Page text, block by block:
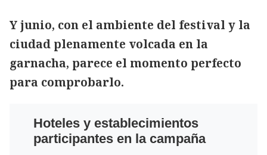
Y junio, con el ambiente del festival y la
ciudad plenamente volcada en la
garnacha, parece el momento perfecto
para comprobarlo.
Hoteles y establecimientos
participantes en la campaña